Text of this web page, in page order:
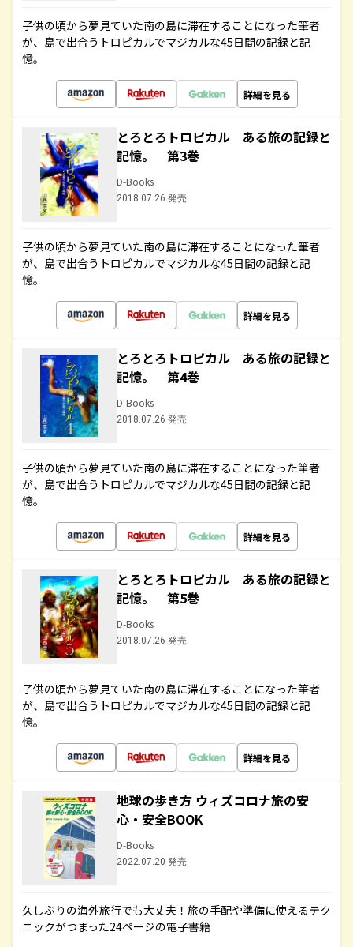
子供の頃から夢見ていた南の島に滞在することになった筆者
が、島で出合うトロピカルでマジカルな45日間の記録と記
憶。
詳細を見る
とろとろトロピカル ある旅の記録と
記憶。 第3巻
D-Books
2018.07.26 発売
子供の頃から夢見ていた南の島に滞在することになった筆者
が、島で出合うトロピカルでマジカルな45日間の記録と記
憶。
詳細を見る
とろとろトロピカル ある旅の記録と
記憶。 第4巻
D-Books
2018.07.26 発売
子供の頃から夢見ていた南の島に滞在することになった筆者
が、島で出合うトロピカルでマジカルな45日間の記録と記
憶。
詳細を見る
とろとろトロピカル ある旅の記録と
記憶。 第5巻
D-Books
2018.07.26 発売
子供の頃から夢見ていた南の島に滞在することになった筆者
が、島で出合うトロピカルでマジカルな45日間の記録と記
憶。
詳細を見る
地球の歩き方 ウィズコロナ旅の安
心・安全BOOK
D-Books
2022.07.20 発売
久しぶりの海外旅行でも大丈夫！旅の手配や準備に使えるテク
ニックがつまった24ページの電子書籍